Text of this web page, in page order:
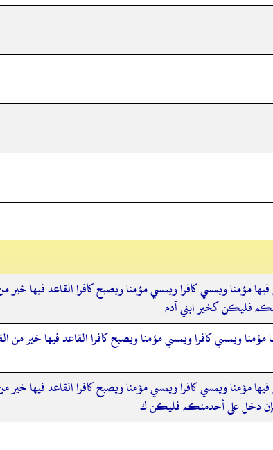
مؤمنا ويمسي كافرا ويمسي مؤمنا ويصبح كافرا القاعد فيها
فليكن كخير ابني آدم
ويمسي كافرا ويمسي مؤمنا ويصبح كافرا القاعد فيها خير من
مؤمنا ويمسي كافرا ويمسي مؤمنا ويصبح كافرا القاعد فيها خير
فإن دخل على أحدمنكم فليكن ك